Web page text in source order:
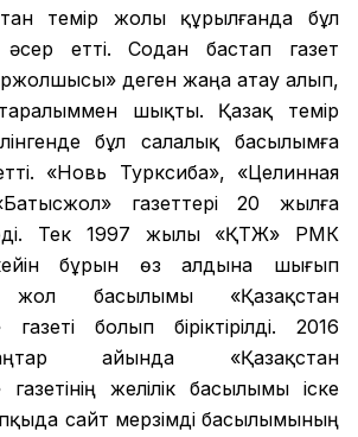
темір жолы құрылғанда бұл
етті. Содан бастап газет
деген жаңа атау алып,
шықты. Қазақ темір
бұл салалық басылымға
«Новь Турксиба», «Целинная
газеттері 20 жылға
Тек 1997 жылы «ҚТЖ» РМК
бұрын өз алдына шығып
басылымы «Қазақстан
болып біріктірілді. 2016
айында «Қазақстан
желілік басылымы іске
сайт мерзімді басылымының